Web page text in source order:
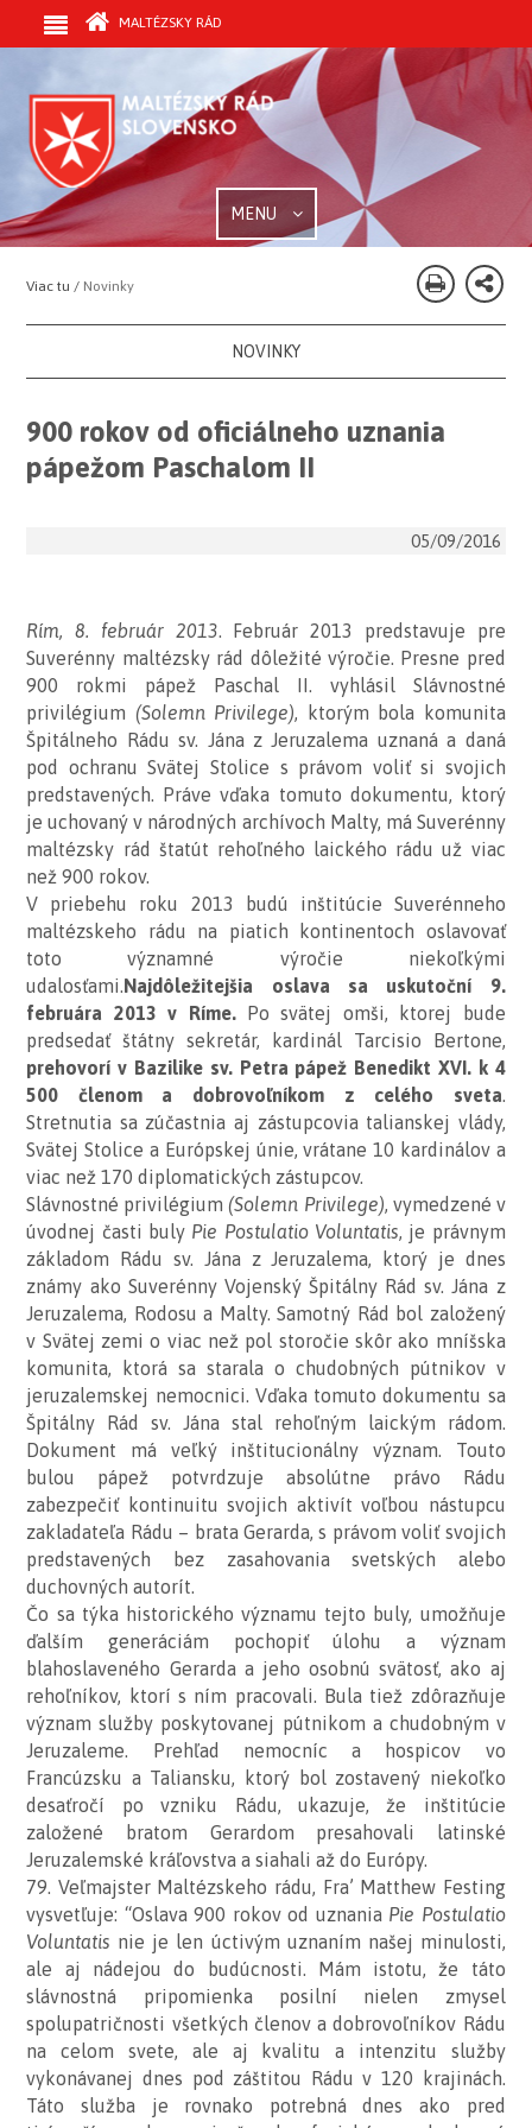
MALTÉZSKY RÁD
MENU
Viac tu / Novinky
NOVINKY
900 rokov od oficiálneho uznania
pápežom Paschalom II
05/09/2016
Rím, 8. február 2013. Február 2013 predstavuje pre
Suverénny maltézsky rád dôležité výročie. Presne pred
900 rokmi pápež Paschal II. vyhlásil Slávnostné
privilégium (Solemn Privilege), ktorým bola komunita
Špitálneho Rádu sv. Jána z Jeruzalema uznaná a daná
pod ochranu Svätej Stolice s právom voliť si svojich
predstavených. Práve vďaka tomuto dokumentu, ktorý
je uchovaný v národných archívoch Malty, má Suverénny
maltézsky rád štatút rehoľného laického rádu už viac
než 900 rokov.
V priebehu roku 2013 budú inštitúcie Suverénneho
maltézskeho rádu na piatich kontinentoch oslavovať
toto významné výročie niekoľkými
udalosťami.Najdôležitejšia oslava sa uskutoční 9.
februára 2013 v Ríme.Po svätej omši, ktorej bude
predsedať štátny sekretár, kardinál Tarcisio Bertone,
prehovorí v Bazilike sv. Petra pápež Benedikt XVI. k 4
500 členom a dobrovoľníkom z celého sveta.
Stretnutia sa zúčastnia aj zástupcovia talianskej vlády,
Svätej Stolice a Európskej únie, vrátane 10 kardinálov a
viac než 170 diplomatických zástupcov.
Slávnostné privilégium (Solemn Privilege), vymedzené v
úvodnej časti buly Pie Postulatio Voluntatis, je právnym
základom Rádu sv. Jána z Jeruzalema, ktorý je dnes
známy ako Suverénny Vojenský Špitálny Rád sv. Jána z
Jeruzalema, Rodosu a Malty. Samotný Rád bol založený
v Svätej zemi o viac než pol storočie skôr ako mníšska
komunita, ktorá sa starala o chudobných pútnikov v
jeruzalemskej nemocnici. Vďaka tomuto dokumentu sa
Špitálny Rád sv. Jána stal rehoľným laickým rádom.
Dokument má veľký inštitucionálny význam. Touto
bulou pápež potvrdzuje absolútne právo Rádu
zabezpečiť kontinuitu svojich aktivít voľbou nástupcu
zakladateľa Rádu – brata Gerarda, s právom voliť svojich
predstavených bez zasahovania svetských alebo
duchovných autorít.
Čo sa týka historického významu tejto buly, umožňuje
ďalším generáciám pochopiť úlohu a význam
blahoslaveného Gerarda a jeho osobnú svätosť, ako aj
rehoľníkov, ktorí s ním pracovali. Bula tiež zdôrazňuje
význam služby poskytovanej pútnikom a chudobným v
Jeruzaleme. Prehľad nemocníc a hospicov vo
Francúzsku a Taliansku, ktorý bol zostavený niekoľko
desaťročí po vzniku Rádu, ukazuje, že inštitúcie
založené bratom Gerardom presahovali latinské
Jeruzalemské kráľovstva a siahali až do Európy.
79. Veľmajster Maltézskeho rádu, Fra’ Matthew Festing
vysvetľuje: “Oslava 900 rokov od uznania Pie Postulatio
Voluntatis nie je len úctivým uznaním našej minulosti,
ale aj nádejou do budúcnosti. Mám istotu, že táto
slávnostná pripomienka posilní nielen zmysel
spolupatričnosti všetkých členov a dobrovoľníkov Rádu
na celom svete, ale aj kvalitu a intenzitu služby
vykonávanej dnes pod záštitou Rádu v 120 krajinách.
Táto služba je rovnako potrebná dnes ako pred